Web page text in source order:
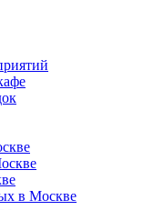
в Москве